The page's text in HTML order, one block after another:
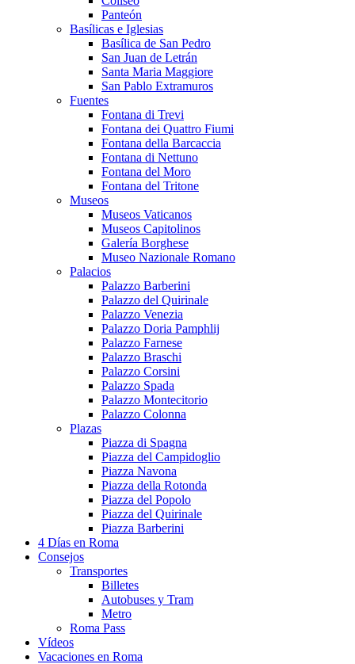
Panteón
Basílicas e Iglesias
Basílica de San Pedro
San Juan de Letrán
Santa Maria Maggiore
San Pablo Extramuros
Fuentes
Fontana di Trevi
Fontana dei Quattro Fiumi
Fontana della Barcaccia
Fontana di Nettuno
Fontana del Moro
Fontana del Tritone
Museos
Museos Vaticanos
Museos Capitolinos
Galería Borghese
Museo Nazionale Romano
Palacios
Palazzo Barberini
Palazzo del Quirinale
Palazzo Venezia
Palazzo Doria Pamphlij
Palazzo Farnese
Palazzo Braschi
Palazzo Corsini
Palazzo Spada
Palazzo Montecitorio
Palazzo Colonna
Plazas
Piazza di Spagna
Piazza del Campidoglio
Piazza Navona
Piazza della Rotonda
Piazza del Popolo
Piazza del Quirinale
Piazza Barberini
4 Días en Roma
Consejos
Transportes
Billetes
Autobuses y Tram
Metro
Roma Pass
Vídeos
Vacaciones en Roma